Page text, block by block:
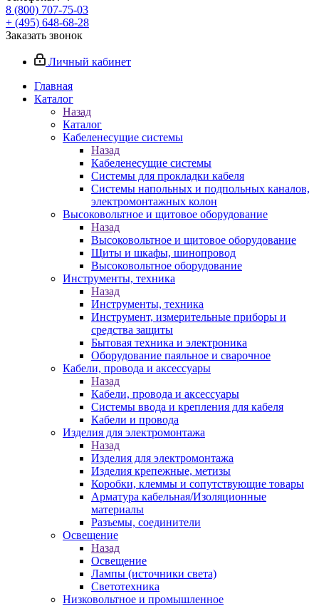
8 (800) 707-75-03
+ (495) 648-68-28
Заказать звонок
Личный кабинет
Главная
Каталог
Назад
Каталог
Кабеленесущие системы
Назад
Кабеленесущие системы
Системы для прокладки кабеля
Системы напольных и подпольных каналов,
электромонтажных колон
Высоковольтное и щитовое оборудование
Назад
Высоковольтное и щитовое оборудование
Щиты и шкафы, шинопровод
Высоковольтное оборудование
Инструменты, техника
Назад
Инструменты, техника
Инструмент, измерительные приборы и
средства защиты
Бытовая техника и электроника
Оборудование паяльное и сварочное
Кабели, провода и аксессуары
Назад
Кабели, провода и аксессуары
Системы ввода и крепления для кабеля
Кабели и провода
Изделия для электромонтажа
Назад
Изделия для электромонтажа
Изделия крепежные, метизы
Коробки, клеммы и сопутствующие товары
Арматура кабельная/Изоляционные
материалы
Разъемы, соединители
Освещение
Назад
Освещение
Лампы (источники света)
Светотехника
Низковольтное и промышленное